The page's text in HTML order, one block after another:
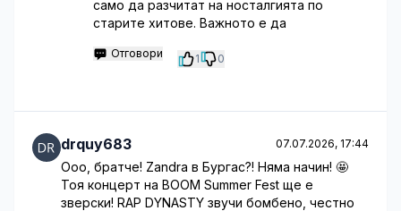
само да разчитат на носталгията по
старите хитове. Важното е да
Отговори 1 0
drquy683 07.07.2026, 17:44
Ооо, братче! Zandra в Бургас?! Няма начин! 🤩
Тоя концерт на BOOM Summer Fest ще е
зверски! RAP DYNASTY звучи бомбено, честно